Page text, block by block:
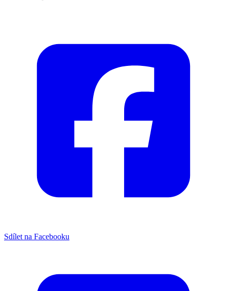
V lokalitě Letního kopce má město 9 stavebních parcel. Do změn
územního plánu je zahrnuto budoucí rozšíření ještě o dalších cca 10,
pro které se teprve bude zpracovávat územní studie.
V celé oblasti není dostatečný tlak vody, proto se musí vybudovat
tlaková stanice, která pokryje celou lokalitu. Tlaková stanice bude
umístěna v objektu SmVaKu na kraji Vítkova.
železničního přejezdu na hlavní řád v ul. Boženy Němcové.
Lokalita již má projekčně zpracované cesty, chodníky, veřejné
Pokud se vše zbývající podaří dojednat bez delších lhůt, mohl by mít
projekt ke konci roku stavební povolení. Tedy v roce 2026 by
se mohla realizovat stavba sítí a přípojek.
byla nová lokalita dostatečně přístupná.
Martin Šrubař